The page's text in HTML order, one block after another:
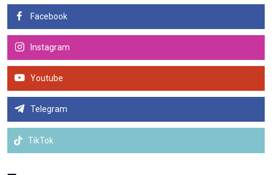
Facebook
Instagram
Youtube
Telegram
TikTok